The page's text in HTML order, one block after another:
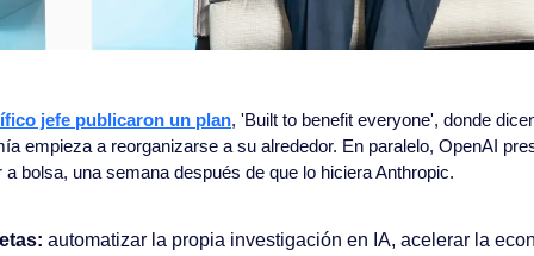
jefe publicaron un plan, 'Built to benefit everyone', donde
empieza a reorganizarse a su alrededor. En paralelo, OpenAI
bolsa, una semana después de que lo hiciera Anthropic.
automatizar la propia investigación en IA, acelerar la